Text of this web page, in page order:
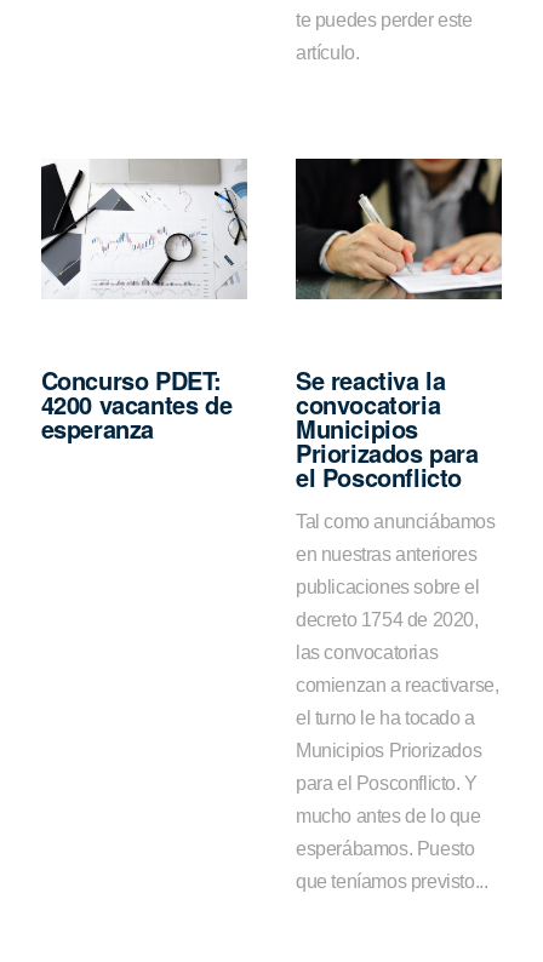
te puedes perder este
artículo.
Concurso PDET:
4200 vacantes de
esperanza
Se reactiva la
convocatoria
Municipios
Priorizados para
el Posconflicto
Tal como anunciábamos
en nuestras anteriores
publicaciones sobre el
decreto 1754 de 2020,
las convocatorias
comienzan a reactivarse,
el turno le ha tocado a
Municipios Priorizados
para el Posconflicto. Y
mucho antes de lo que
esperábamos. Puesto
que teníamos previsto...